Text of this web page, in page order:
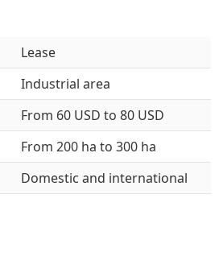
Lease
Industrial area
From 60 USD to 80 USD
From 200 ha to 300 ha
Domestic and international